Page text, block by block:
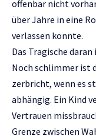
offenbar nicht
über Jahre in eine
verlassen konnte.
Das Tragische
Noch schlimmer ist
zerbricht, wenn es
abhängig. Ein Kind
Vertrauen
Grenze zwischen